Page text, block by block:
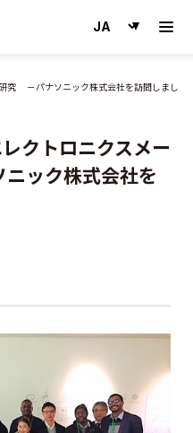
究 －パナソニック株式会社を訪問しまし
クトロニクスメー
ック株式会社を